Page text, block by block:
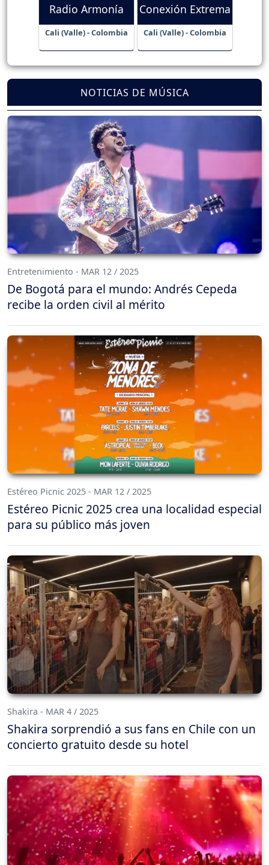
Radio Armonía
Cali (Valle) - Colombia
Conexión Extrema
Cali (Valle) - Colombia
NOTICIAS DE MÚSICA
Entretenimiento - MAR 12 / 2025
De Bogotá para el mundo: Andrés Cepeda
recibe la orden civil al mérito
Estéreo Picnic 2025 - MAR 12 / 2025
Estéreo Picnic 2025 crea una localidad especial
para su público más joven
Shakira - MAR 4 / 2025
Shakira sorprendió a sus fans en Chile con un
concierto gratuito desde su hotel